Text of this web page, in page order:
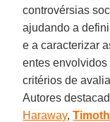
controvérsias
ajudando a
e a caracterizar
entes
critérios de
Autores
Haraway,